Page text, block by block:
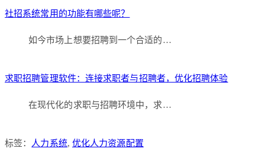
社招系统常用的功能有哪些呢？
如今市场上想要招聘到一个合适的…
求职招聘管理软件：连接求职者与招聘者，优化招聘体验
在现代化的求职与招聘环境中，求…
标签： 人力系统, 优化人力资源配置